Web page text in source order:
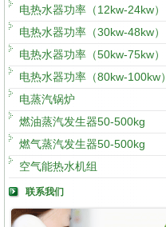
电热水器功率（12kw-24kw）
电热水器功率（30kw-48kw）
电热水器功率（50kw-75kw）
电热水器功率（80kw-100kw）
电蒸汽锅炉
燃油蒸汽发生器50-500kg
燃气蒸汽发生器50-500kg
空气能热水机组
联系我们